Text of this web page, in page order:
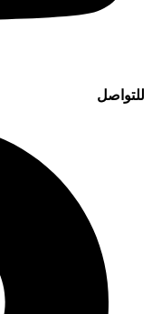
للتواصل